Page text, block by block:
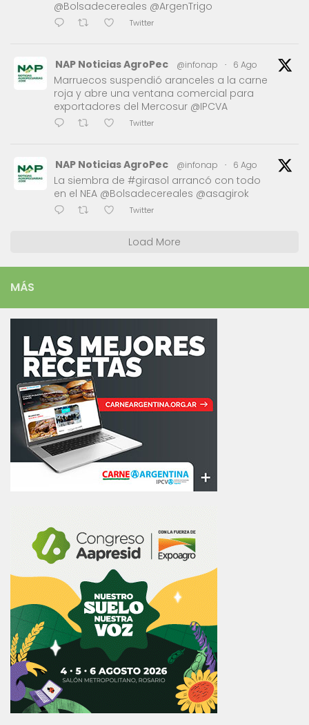
@Bolsadecereales @ArgenTrigo
Twitter
NAP Noticias AgroPec @infonap · 6 Ago
Marruecos suspendió aranceles a la carne
roja y abre una ventana comercial para
exportadores del Mercosur @IPCVA
Twitter
NAP Noticias AgroPec @infonap · 6 Ago
La siembra de #girasol arrancó con todo
en el NEA @Bolsadecereales @asagirok
Twitter
Load More
MÁS